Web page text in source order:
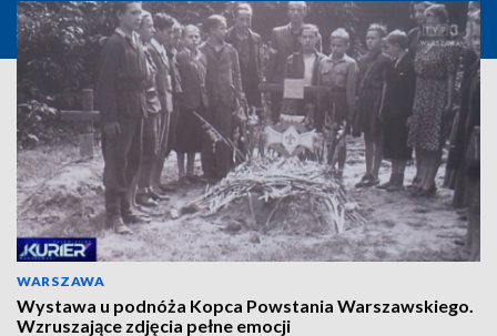
WARSZAWA
Wystawa u podnóża Kopca Powstania Warszawskiego.
Wzruszające zdjęcia pełne emocji